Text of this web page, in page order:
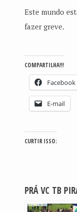
Este mundo
fazer greve.
COMPARTILHA!!!
Facebook
E-mail
CURTIR ISSO:
PRÁ VC TB